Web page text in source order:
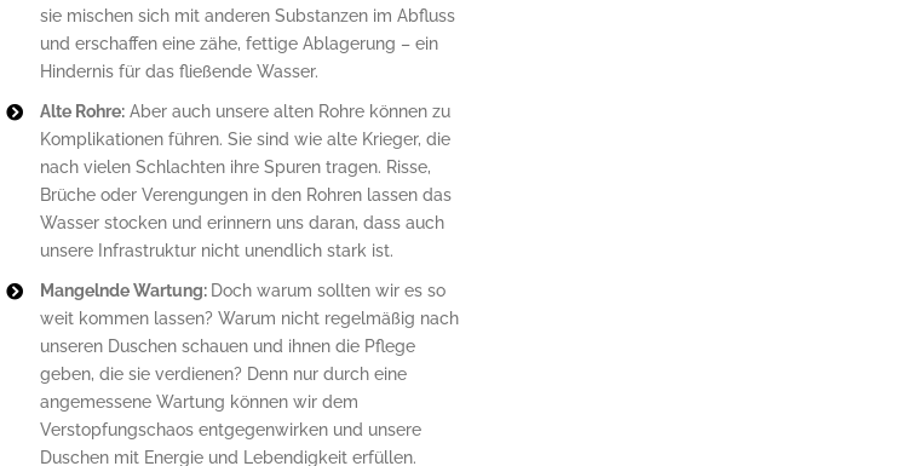
sie mischen sich mit anderen Substanzen im Abfluss
und erschaffen eine zähe, fettige Ablagerung – ein
Hindernis für das fließende Wasser.
Alte Rohre: Aber auch unsere alten Rohre können zu
Komplikationen führen. Sie sind wie alte Krieger, die
nach vielen Schlachten ihre Spuren tragen. Risse,
Brüche oder Verengungen in den Rohren lassen das
Wasser stocken und erinnern uns daran, dass auch
unsere Infrastruktur nicht unendlich stark ist.
Mangelnde Wartung: Doch warum sollten wir es so
weit kommen lassen? Warum nicht regelmäßig nach
unseren Duschen schauen und ihnen die Pflege
geben, die sie verdienen? Denn nur durch eine
angemessene Wartung können wir dem
Verstopfungschaos entgegenwirken und unsere
Duschen mit Energie und Lebendigkeit erfüllen.